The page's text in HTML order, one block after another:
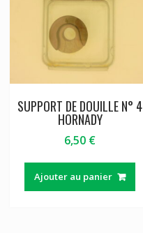
SUPPORT DE DOUILLE N° 4
HORNADY
6,50 €
Ajouter au panier